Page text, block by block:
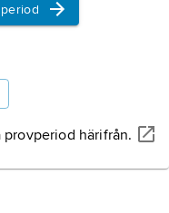
provperiod härifrån.